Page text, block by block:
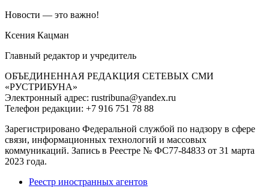
Новости — это важно!
Ксения Кацман
Главный редактор и учредитель
ОБЪЕДИНЕННАЯ РЕДАКЦИЯ СЕТЕВЫХ СМИ
«РУСТРИБУНА»
Электронный адрес: rustribuna@yandex.ru
Телефон редакции: +7 916 751 78 88
Зарегистрировано Федеральной службой по надзору в сфере
связи, информационных технологий и массовых
коммуникаций. Запись в Реестре № ФС77-84833 от 31 марта
2023 года.
Реестр иностранных агентов